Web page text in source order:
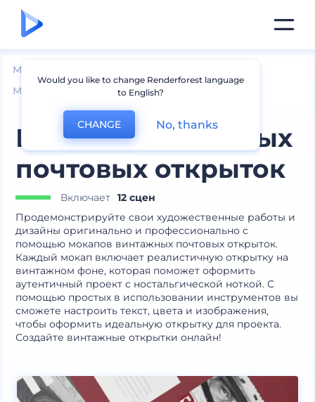
Мокапы
Мокапы почтовых открыток
Мокапы винтажных
почтовых открыток
Включает 12 сцен
Продемонстрируйте свои художественные работы и
дизайны оригинально и профессионально с
помощью мокапов винтажных почтовых открыток.
Каждый мокап включает реалистичную открытку на
винтажном фоне, которая поможет оформить
аутентичный проект с ностальгической ноткой. С
помощью простых в использовании инструментов вы
сможете настроить текст, цвета и изображения,
чтобы оформить идеальную открытку для проекта.
Создайте винтажные открытки онлайн!
Would you like to change Renderforest language
to English?
CHANGE No, thanks